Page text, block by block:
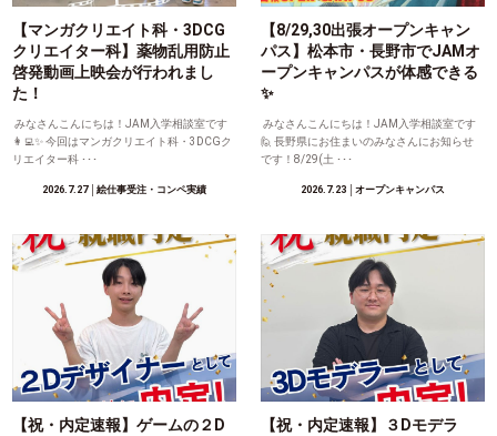
【マンガクリエイト科・3DCG
クリエイター科】薬物乱用防止
啓発動画上映会が行われまし
た！
みなさんこんにちは！JAM入学相談室です
👩‍💻✨ 今回はマンガクリエイト科・3DCGク
リエイター科 ･･･
2026.7.27│絵仕事受注・コンペ実績
【8/29,30出張オープンキャン
パス】松本市・長野市でJAMオ
ープンキャンパスが体感できる
✨
みなさんこんにちは！JAM入学相談室です
🙋 長野県にお住まいのみなさんにお知らせ
です！8/29(土 ･･･
2026.7.23 │オープンキャンパス
【祝・内定速報】ゲームの２D
【祝・内定速報】３Dモデラ